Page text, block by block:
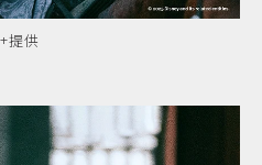
提供